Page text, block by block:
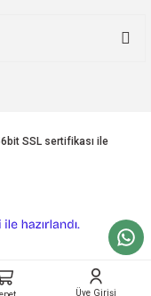
SSL sertifikası ile
Üye Girişi
e-
hazırlandı.